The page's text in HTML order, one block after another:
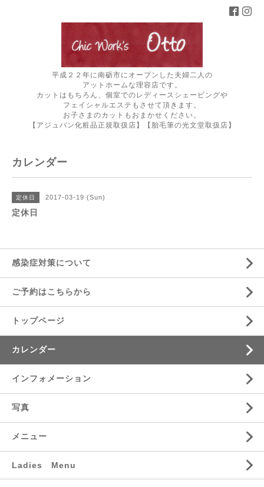
平成２２年に南砺市にオープンした夫婦二人の
アットホームな理容店です。
カットはもちろん、個室でのレディースシェービングや
フェイシャルエステもさせて頂きます。
お子さまのカットもおまかせください。
【アジュバン化粧品正規取扱店】【胎毛筆の光文堂取扱店】
カレンダー
定休日 2017-03-19 (Sun)
定休日
感染症対策について
ご予約はこちらから
トップページ
カレンダー
インフォメーション
写真
メニュー
Ladies Menu